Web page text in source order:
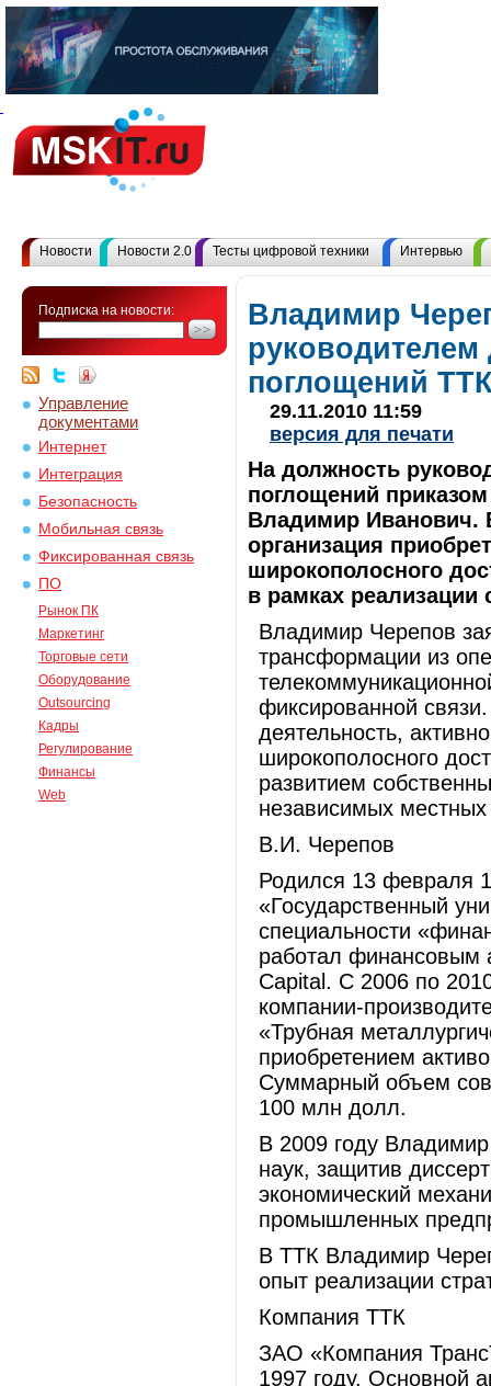
Новости Новости 2.0 Тесты цифровой техники Интервью
Подписка на новости:
Управление
документами
Интернет
Интеграция
Безопасность
Мобильная связь
Фиксированная связь
ПО
Рынок ПК
Маркетинг
Торговые сети
Оборудование
Outsourcing
Кадры
Регулирование
Финансы
Web
Владимир
руководителем
поглощений ТТК
29.11.2010 11:59
версия для печати
На должность
поглощений
Владимир Иванович.
организация
широкополосного
в рамках реализации
Владимир Черепов
трансформации из
фиксированной
деятельность,
широкополосного
развитием
независимых
В.И. Черепов
Родился 13 февраля
«Государственный
специальности
работал финансовым
Capital. С 2006 по
компании-
«Трубная
приобретением
Суммарный объем
100 млн долл.
В 2009 году
наук, защитив
экономический
промышленных
В ТТК Владимир
опыт реализации
Компания ТТК
ЗАО «Компания
1997 году. Основной